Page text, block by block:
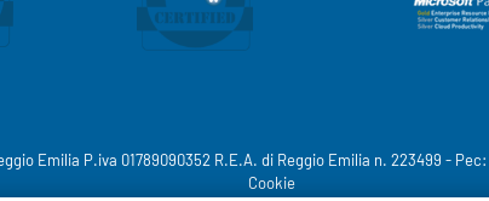
Emilia P.iva 01789090352 R.E.A. di Reggio Emilia n. 223499 - Pec:
Cookie